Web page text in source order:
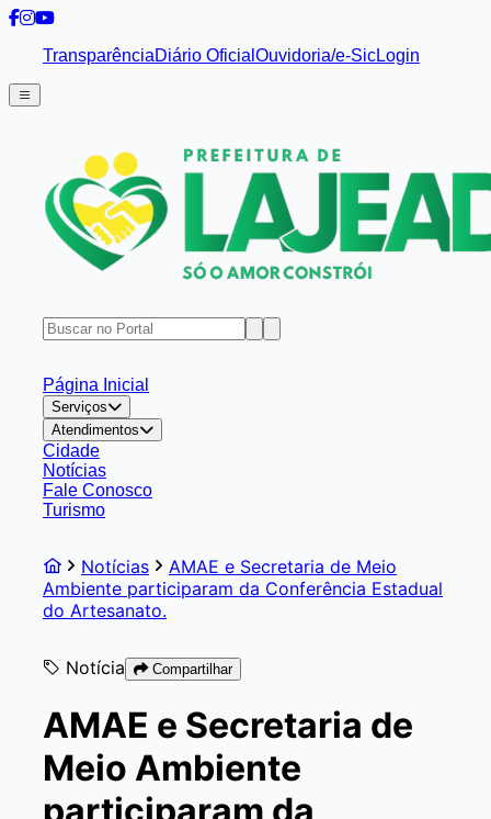
TransparênciaDiário Oficial Ouvidoria/e-SicLogin
Página Inicial
Serviços
Atendimentos
Cidade
Notícias
Fale Conosco
Turismo
Notícias
AMAE e Secretaria de Meio
Ambiente participaram da Conferência Estadual
do Artesanato.
Notícia Compartilhar
AMAE e Secretaria de
Meio Ambiente